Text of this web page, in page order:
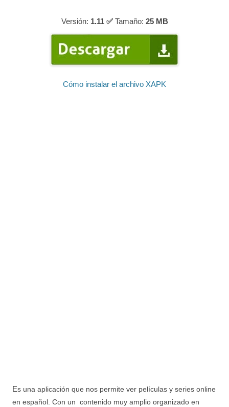
Versión: 1.11 ✅ Tamaño: 25 MB
Cómo instalar el archivo XAPK
Es una aplicación que nos permite ver películas y series online
en español. Con un contenido muy amplio organizado en